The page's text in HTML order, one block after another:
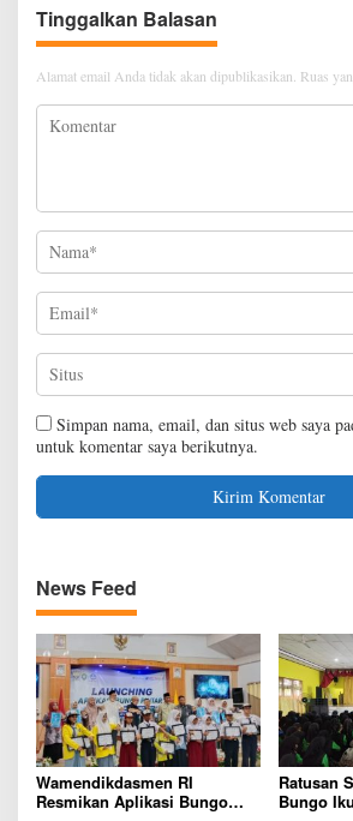
Tinggalkan Balasan
Alamat email Anda tidak akan dipublikasikan. Ruas
Simpan nama, email, dan situs web saya
untuk komentar saya berikutnya.
News Feed
Wamendikdasmen RI
Resmikan Aplikasi Bungo
Ratusan
Bungo